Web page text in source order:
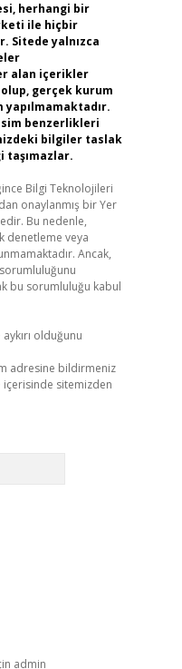
herhangi bir
ile hiçbir
Sitede yalnızca
alan içerikler
gerçek kurum
yapılmamaktadır.
benzerlikleri
bilgiler taslak
taşımazlar.
Bilgi Teknolojileri
onaylanmış bir Yer
Bu nedenle,
denetleme veya
Ancak,
bu sorumluluğu kabul
olduğunu
adresine bildirmeniz
sitemizden
admin